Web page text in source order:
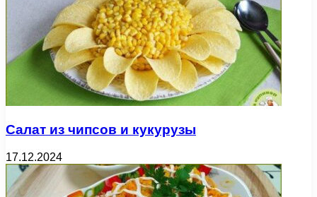
Салат из чипсов и кукурузы
17.12.2024